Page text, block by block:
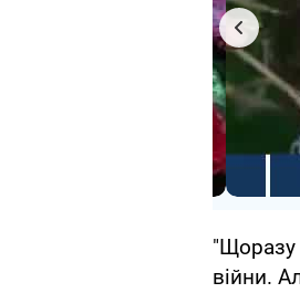
"Щоразу
війни.